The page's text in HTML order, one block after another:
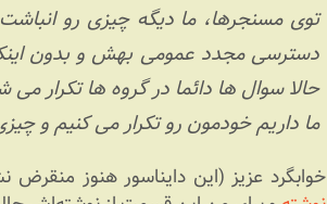
توی مسنجرها، ما دیگه چیزی رو
دسترسی مجدد عمومی بهش و بدون
حالا سوال ها دائما در گروه ها
ما داریم خودمون رو تکرار می کنیم و
خوابگرد عزیز (این دایناسور هنوز